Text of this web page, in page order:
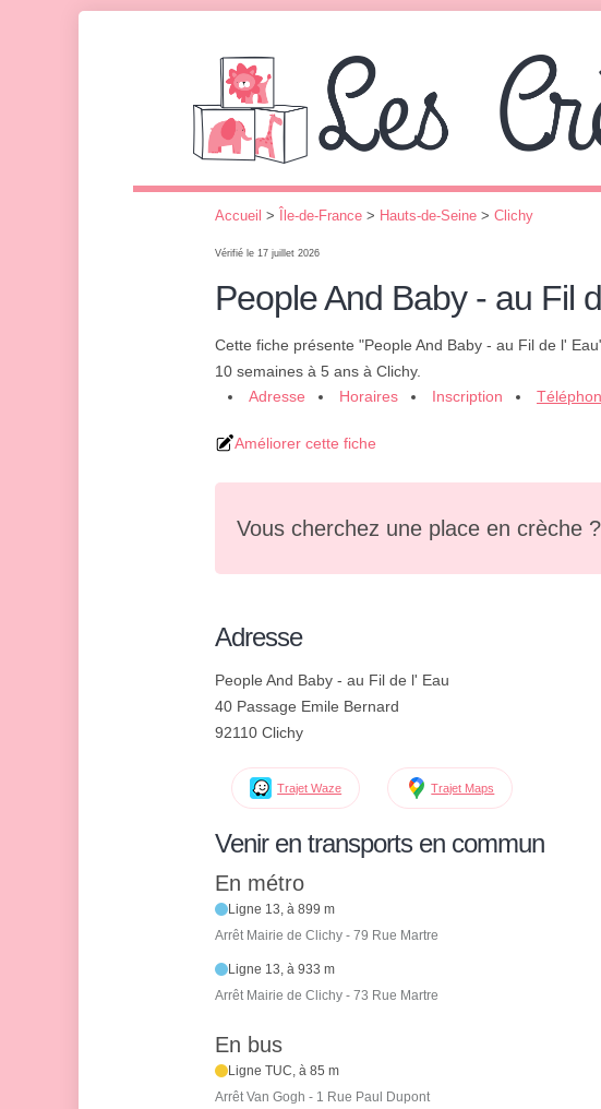
Accueil > Île-de-France > Hauts-de-Seine > Clichy
Vérifié le 17 juillet 2026
People And Baby - au Fil
Cette fiche présente "People And Baby - au Fil de l'
10 semaines à 5 ans à Clichy.
Adresse
Horaires Inscription
Améliorer cette fiche
Vous cherchez une place en crèche ?
Adresse
People And Baby - au Fil de l' Eau
40 Passage Emile Bernard
92110 Clichy
Trajet Waze Trajet Maps
Venir en transports en commun
En métro
Ligne 13, à 899 m
Arrêt Mairie de Clichy - 79 Rue Martre
Ligne 13, à 933 m
Arrêt Mairie de Clichy - 73 Rue Martre
En bus
Ligne TUC, à 85 m
Arrêt Van Gogh - 1 Rue Paul Dupont